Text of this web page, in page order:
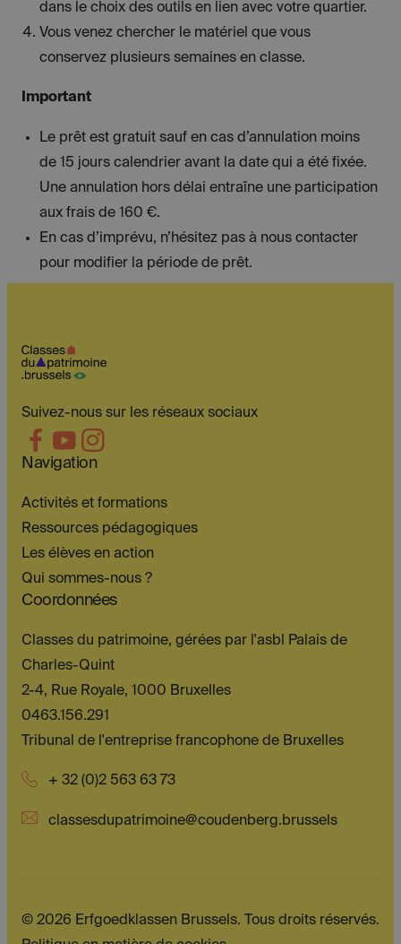
dans le choix des outils en lien avec votre quartier.
Vous venez chercher le matériel que vous
conservez plusieurs semaines en classe.
Important
Le prêt est gratuit sauf en cas d’annulation moins
de 15 jours calendrier avant la date qui a été fixée.
Une annulation hors délai entraîne une participation
aux frais de 160 €.
En cas d’imprévu, n’hésitez pas à nous contacter
pour modifier la période de prêt.
Suivez-nous sur les réseaux sociaux
Navigation
Activités et formations
Ressources pédagogiques
Les élèves en action
Qui sommes-nous ?
Coordonnées
Classes du patrimoine, gérées par l'asbl Palais de
Charles-Quint
2-4, Rue Royale, 1000 Bruxelles
0463.156.291
Tribunal de l'entreprise francophone de Bruxelles
+ 32 (0)2 563 63 73
classesdupatrimoine@coudenberg.brussels
© 2026 Erfgoedklassen Brussels. Tous droits réservés.